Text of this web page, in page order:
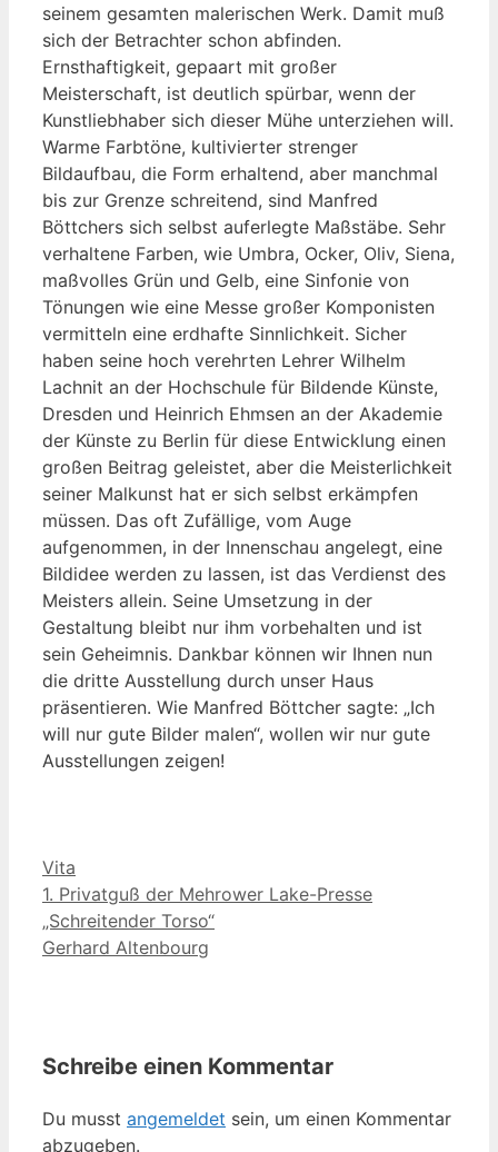
seinem gesamten malerischen Werk. Damit muß
sich der Betrachter schon abfinden.
Ernsthaftigkeit, gepaart mit großer
Meisterschaft, ist deutlich spürbar, wenn der
Kunstliebhaber sich dieser Mühe unterziehen will.
Warme Farbtöne, kultivierter strenger
Bildaufbau, die Form erhaltend, aber manchmal
bis zur Grenze schreitend, sind Manfred
Böttchers sich selbst auferlegte Maßstäbe. Sehr
verhaltene Farben, wie Umbra, Ocker, Oliv, Siena,
maßvolles Grün und Gelb, eine Sinfonie von
Tönungen wie eine Messe großer Komponisten
vermitteln eine erdhafte Sinnlichkeit. Sicher
haben seine hoch verehrten Lehrer Wilhelm
Lachnit an der Hochschule für Bildende Künste,
Dresden und Heinrich Ehmsen an der Akademie
der Künste zu Berlin für diese Entwicklung einen
großen Beitrag geleistet, aber die Meisterlichkeit
seiner Malkunst hat er sich selbst erkämpfen
müssen. Das oft Zufällige, vom Auge
aufgenommen, in der Innenschau angelegt, eine
Bildidee werden zu lassen, ist das Verdienst des
Meisters allein. Seine Umsetzung in der
Gestaltung bleibt nur ihm vorbehalten und ist
sein Geheimnis. Dankbar können wir Ihnen nun
die dritte Ausstellung durch unser Haus
präsentieren. Wie Manfred Böttcher sagte: „Ich
will nur gute Bilder malen“, wollen wir nur gute
Ausstellungen zeigen!
Kategorien
Vita
1. Privatguß der Mehrower Lake-Presse
„Schreitender Torso“
Gerhard Altenbourg
Schreibe einen Kommentar
Du musst angemeldet sein, um einen Kommentar
abzugeben.